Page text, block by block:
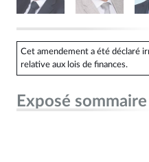
Cet amendement a été déclaré
relative aux lois de finances.
Exposé sommaire